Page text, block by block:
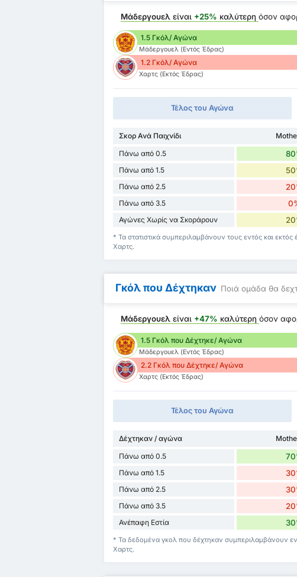
Μάδεργουελ είναι +25% καλύτερηόσον
1.5 Γκόλ/ Αγώνα
Μάδεργουελ (Εντός Έδρας)
1.2 Γκόλ/ Αγώνα
Χαρτς (Εκτός Έδρας)
Τέλος του Αγώνα
Σκορ Ανά Παιχνίδι
Πάνω από 0.5
Πάνω από 1.5
Πάνω από 2.5
Πάνω από 3.5
Αγώνες Χωρίς να Σκοράρουν
* Τα στατιστικά συμπεριλαμβάνουν τους εντός και
Χαρτς.
Γκόλ που Δέχτηκαν Ποιά ομάδα θα
Μάδεργουελ είναι +47% καλύτερηόσον
1.5 Γκόλ που Δέχτηκε/ Αγώνα
Μάδεργουελ (Εντός Έδρας)
2.2 Γκόλ που Δέχτηκε/ Αγώνα
Χαρτς (Εκτός Έδρας)
Τέλος του Αγώνα
Δέχτηκαν / αγώνα
Πάνω από 0.5
Πάνω από 1.5
Πάνω από 2.5
Πάνω από 3.5
Ανέπαφη Εστία
* Τα δεδομένα γκολ που δέχτηκαν συμπεριλαμβάνουν
Χαρτς.